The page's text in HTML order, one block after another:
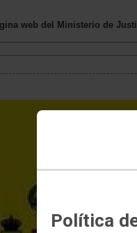
Política
web del Ministerio de